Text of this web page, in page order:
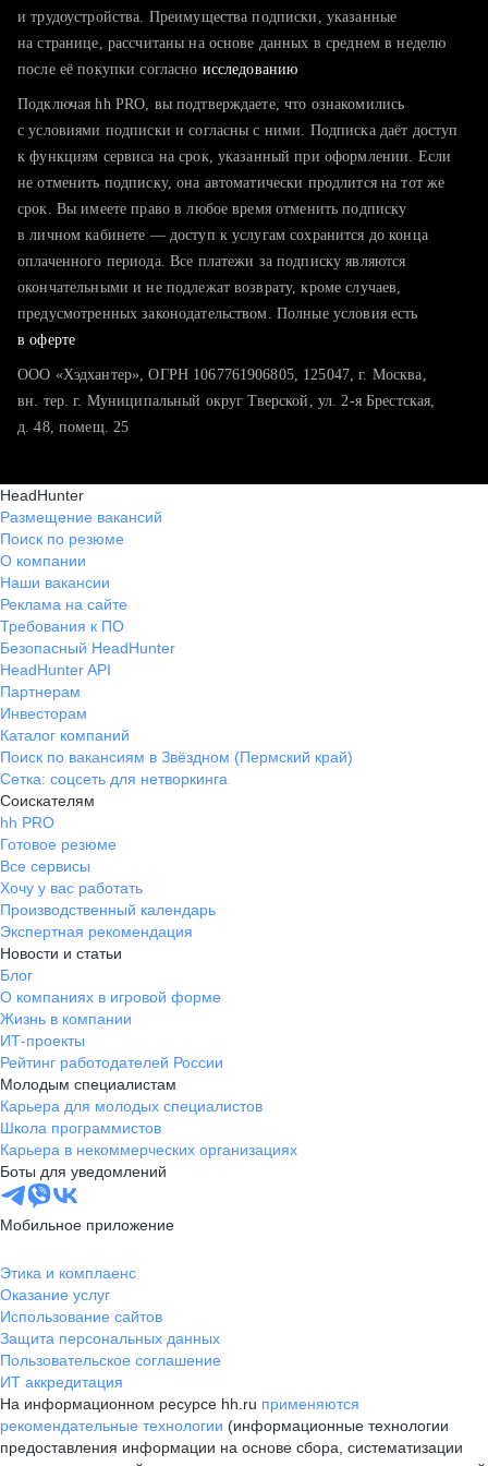
тратите много времени на поиск и вручную поднимаете
хотите сравнить себя с конкурентами и оценить шансы
и трудоустройства. Преимущества подписки, указанные
на странице, рассчитаны на основе данных в среднем в неделю
после её покупки согласно исследованию
Подключая hh PRO, вы подтверждаете, что ознакомились
с условиями подписки и согласны с ними. Подписка даёт доступ
к функциям сервиса на срок, указанный при оформлении. Если
не отменить подписку, она автоматически продлится на тот же
срок. Вы имеете право в любое время отменить подписку
в личном кабинете — доступ к услугам сохранится до конца
оплаченного периода. Все платежи за подписку являются
окончательными и не подлежат возврату, кроме случаев,
предусмотренных законодательством. Полные условия есть
в оферте
ООО «Хэдхантер», ОГРН 1067761906805, 125047, г. Москва,
вн. тер. г. Муниципальный округ Тверской, ул. 2-я Брестская,
д. 48, помещ. 25
HeadHunter
Размещение вакансий
Поиск по резюме
О компании
Наши вакансии
Реклама на сайте
Требования к ПО
Безопасный HeadHunter
HeadHunter API
Партнерам
Инвесторам
Каталог компаний
Поиск по вакансиям в Звёздном (Пермский край)
Сетка: соцсеть для нетворкинга
Соискателям
hh PRO
Готовое резюме
Все сервисы
Хочу у вас работать
Производственный календарь
Экспертная рекомендация
Новости и статьи
Блог
О компаниях в игровой форме
Жизнь в компании
ИТ-проекты
Рейтинг работодателей России
Молодым специалистам
Карьера для молодых специалистов
Школа программистов
Карьера в некоммерческих организациях
Боты для уведомлений
Мобильное приложение
Этика и комплаенс
Оказание услуг
Использование сайтов
Защита персональных данных
Пользовательское соглашение
ИТ аккредитация
На информационном ресурсе hh.ru применяются
рекомендательные технологии (информационные технологии
предоставления информации на основе сбора, систематизации